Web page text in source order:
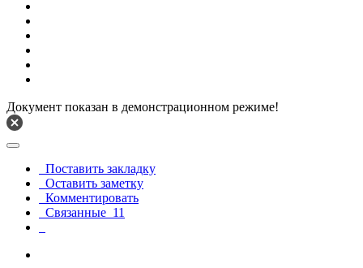
Документ показан в демонстрационном режиме!
Поставить закладку
Оставить заметку
Комментировать
Связанные 11